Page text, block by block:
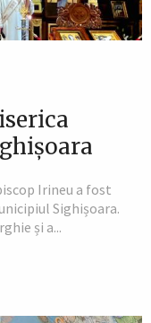
Irineu a fost
Sighișoara.
și a...